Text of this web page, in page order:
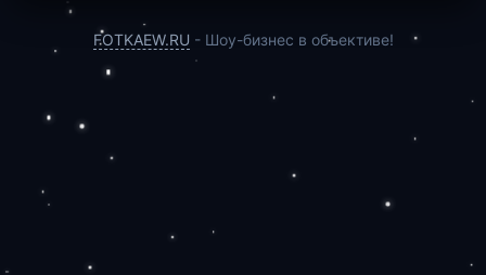
FOTKAEW.RU - Шоу-бизнес в объективе!